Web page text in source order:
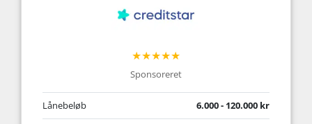
★★★★★
Sponsoreret
Lånebeløb 6.000 - 120.000 kr